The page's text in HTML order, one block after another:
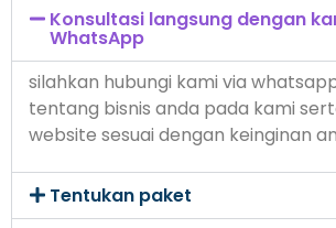
Konsultasi langsung dengan
WhatsApp
silahkan hubungi kami via
tentang bisnis anda pada kami
website sesuai dengan keinginan
Tentukan paket